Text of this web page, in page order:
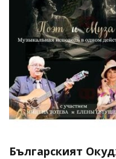
Българският